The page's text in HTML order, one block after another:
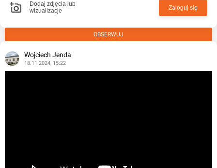
Dodaj zdjęcia lub
wizualizacje
Zaloguj się
OBSERWUJ
Wojciech Jenda
18.11.2024, 15:22